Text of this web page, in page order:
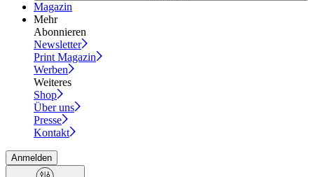
Magazin
Mehr
Abonnieren
Newsletter
Print Magazin
Werben
Weiteres
Shop
Über uns
Presse
Kontakt
Anmelden